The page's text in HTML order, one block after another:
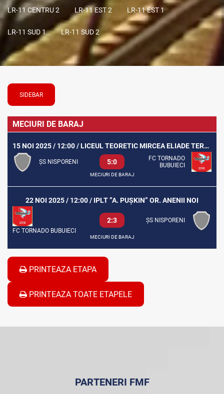
LR-11 CENTRU 2 LR-11 EST 2 LR-11 EST 1
LR-11 SUD 1 LR-11 SUD 2
SIDEBAR
MECIURI DE BARAJ
15 NOI 2025 / 12:00 / LICEUL TEORETIC MIRCEA ELIADE TEREN SINTETIC
ȘS NISPORENI 5:0
FC TORNADO
BUBUIECI
MECIURI DE BARAJ
22 NOI 2025 / 12:00 / IPLT ”A. PUȘKIN” OR. ANENII NOI
FC TORNADO BUBUIECI
2:3 ȘS NISPORENI
MECIURI DE BARAJ
PRINTEAZA ETAPA
PRINTEAZA TOATE ETAPELE
PARTENERI FMF